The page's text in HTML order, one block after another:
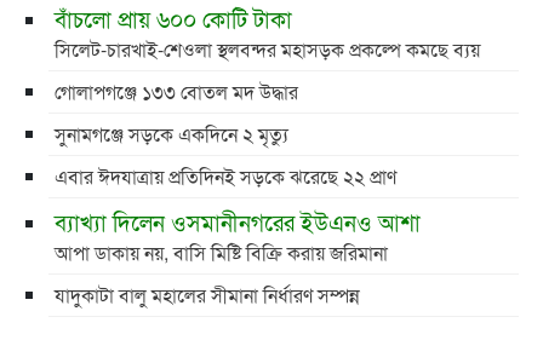
বাঁচলো প্রায় ৬০০ কোটি টাকা
সিলেট-চারখাই-শেওলা স্থলবন্দর মহাসড়ক প্রকল্পে কমছে ব্যয়
গোলাপগঞ্জে ১৩৩ বোতল মদ উদ্ধার
সুনামগঞ্জে সড়কে একদিনে ২ মৃত্যু
এবার ঈদযাত্রায় প্রতিদিনই সড়কে ঝরেছে ২২ প্রাণ
ব্যাখ্যা দিলেন ওসমানীনগরের ইউএনও আশা
আপা ডাকায় নয়, বাসি মিষ্টি বিক্রি করায় জরিমানা
যাদুকাটা বালু মহালের সীমানা নির্ধারণ সম্পন্ন